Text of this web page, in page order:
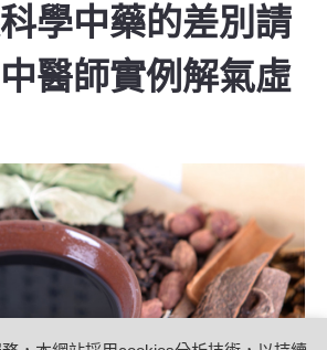
學中藥的差別請
醫師實例解氣虛